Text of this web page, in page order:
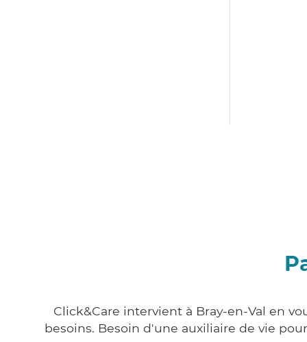
Click&Care intervient à Bray-en-Val en
besoins. Besoin d'une auxiliaire de vie